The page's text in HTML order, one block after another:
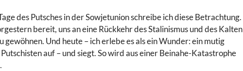
des Putsches in der Sowjetunion schreibe ich diese Betrachtung.
bereit, uns an eine Rückkehr des Stalinismus und des Kalten
gewöhnen. Und heute – ich erlebe es als ein Wunder: ein mutig
auf – und siegt.So wird aus einer Beinahe-Katastrophe